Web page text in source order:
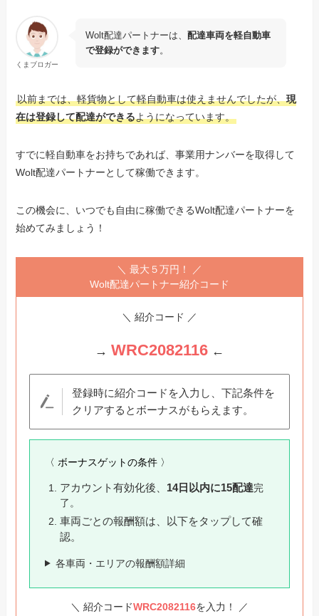
くまブロガー
Wolt配達パートナーは、 配達車両を軽自動車
で登録ができます。
以前までは、軽貨物として軽自動車は使えませんでしたが、現
在は登録して配達ができるようになっています。
すでに軽自動車をお持ちであれば、事業用ナンバーを取得して
Wolt配達パートナーとして稼働できます。
この機会に、いつでも自由に稼働できるWolt配達パートナーを
始めてみましょう！
＼ 最大５万円！ ／
Wolt配達パートナー紹介コード
＼ 紹介コード ／
→ WRC2082116 ←
登録時に紹介コードを入力し、下記条件を
クリアするとボーナスがもらえます。
〈 ボーナスゲットの条件 〉
アカウント有効化後、 14日以内に15配達完
了。
車両ごとの報酬額は、以下をタップして確
認。
各車両・エリアの報酬額詳細
＼ 紹介コードWRC2082116を入力！ ／